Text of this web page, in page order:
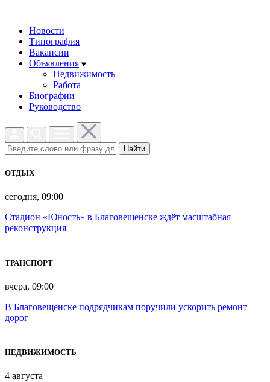
Новости
Типография
Вакансии
Объявления
Недвижимость
Работа
Биографии
Руководство
Найти
ОТДЫХ
сегодня, 09:00
Стадион «Юность» в Благовещенске ждёт масштабная
реконструкция
ТРАНСПОРТ
вчера, 09:00
В Благовещенске подрядчикам поручили ускорить ремонт
дорог
НЕДВИЖИМОСТЬ
4 августа